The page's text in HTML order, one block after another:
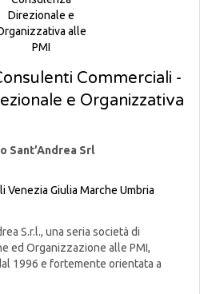
Commerciali -
e Organizzativa
Sant’Andrea Srl
Venezia Giulia Marche Umbria
S.r.l., una seria società di
ed Organizzazione alle PMI,
1996 e fortemente orientata a